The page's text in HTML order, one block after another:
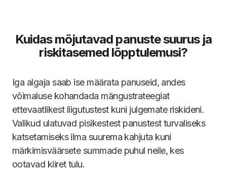
Kuidas mõjutavad panuste suurus ja
riskitasemed lõpptulemusi?
Iga algaja saab ise määrata panuseid, andes
võimaluse kohandada mängustrateegiat
ettevaatlikest liigutustest kuni julgemate riskideni.
Valikud ulatuvad pisikestest panustest turvaliseks
katsetamiseks ilma suurema kahjuta kuni
märkimisväärsete summade puhul neile, kes
ootavad kiiret tulu.